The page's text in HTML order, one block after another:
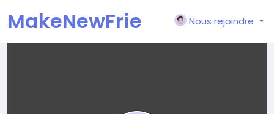
MakeNewFrie
Nous rejoindre